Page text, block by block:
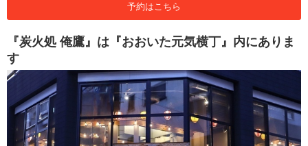
予約はこちら
『炭火処 俺鷹』は『おおいた元気横丁』内にありま
す